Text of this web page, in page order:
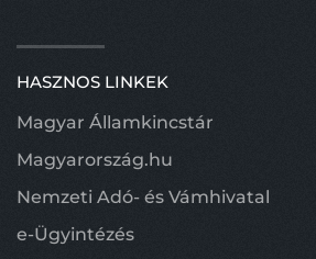
HASZNOS LINKEK
Magyar Államkincstár
Magyarország.hu
Nemzeti Adó- és Vámhivatal
e-Ügyintézés